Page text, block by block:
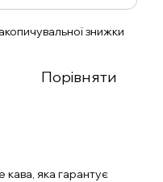
знижки
Порівняти
яка гарантує